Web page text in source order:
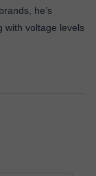
he’s
with voltage levels